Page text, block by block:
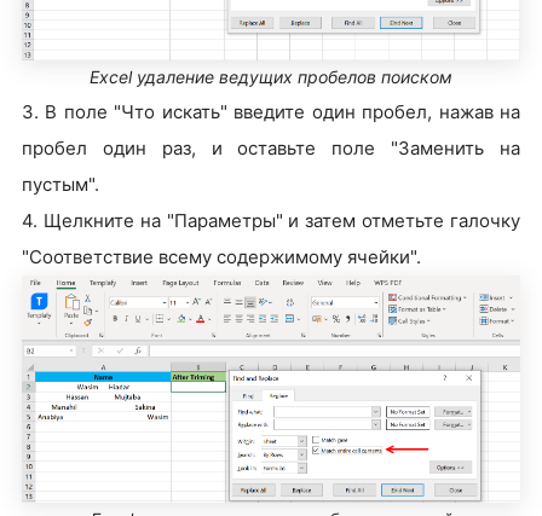
Excel удаление ведущих пробелов поиском
3. В поле "Что искать" введите один пробел, нажав на
пробел один раз, и оставьте поле "Заменить на
пустым".
4. Щелкните на "Параметры" и затем отметьте галочку
"Соответствие всему содержимому ячейки".